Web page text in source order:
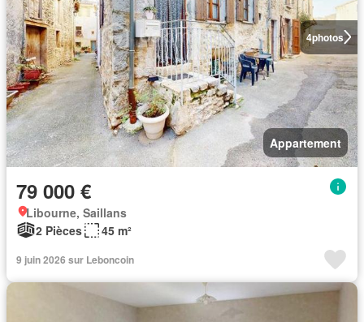
4photos
Appartement
79 000 €
Libourne, Saillans
2 Pièces
45 m²
9 juin 2026 sur Leboncoin